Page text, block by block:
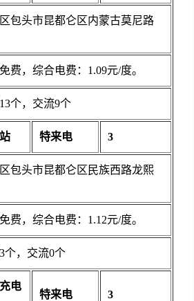
包头市昆都仑区内蒙古莫尼路
费，综合电费：1.09元/度。
个，交流9个
特来电 3
包头市昆都仑区民族西路龙熙
费，综合电费：1.12元/度。
个，交流0个
电
特来电 3